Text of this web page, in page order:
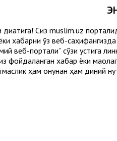
диққатига! Сиз muslim.uz
хабарни ўз веб-
веб-портали” сўзи устига
фойдаланган хабар ёки
ҳам қонунан ҳам диний